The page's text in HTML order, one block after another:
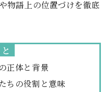
物語上の位置づけを徹底
正体と背景
ちの役割と意味